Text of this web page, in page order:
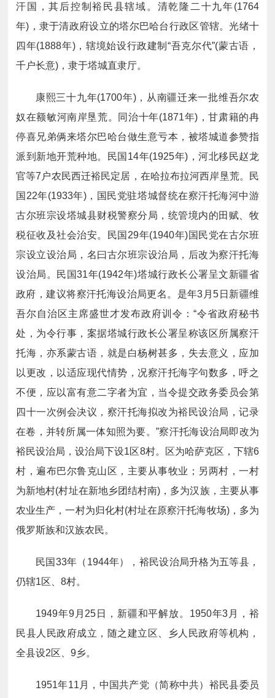
汗国，其后控制裕民县辖域。清乾隆二十九年(1764
年)，隶于清政府设立的塔尔巴哈台行政区管辖。光绪十
四年(1888年)，辖境始设行政建制“吾克尔代”(蒙古语，
千户长意)，隶于塔城直隶厅。
康熙三十九年(1700年)，从南疆迁来一批维吾尔农
奴在额敏河南岸垦荒。同治十年(1871年)，甘肃籍的冉
停喜兄弟俩来塔尔巴哈台做生意亏本，被塔城道参赞指
派到新地开荒种地。民国14年(1925年)，河北移民赵龙
官等7户农民西迁裕民定居，在哈拉布拉河西岸垦荒。民
国22年(1933年)， 国民党驻塔城督统在察汗托海河中游
古尔班宗设塔城县财税警察分局，统管境内的田赋、牧
税征收及社会治安。民国29年(1940年)国民党在古尔班
宗设立设治局，名曰古尔班宗设治局，后改为察汗托海
设治局。民国31年(1942年)塔城行政长公署呈文新疆省
政府，建议将察汗托海设治局更名。是年3月5日新疆维
吾尔自治区主席盛世才发布政府训令：“令省政府秘书
处，为令行事，案据塔城行政长公署呈称该区所属察汗
托海，亦系蒙古语，就是白杨树甚多，失去意义，应加
以更改，以适应现代情势，况察汗托海字句数多，呼之
不便，应以富有意二字者为宜，当令提交政务委员会第
四十一次例会决议，察汗托海拟改为裕民设治局，记录
在卷，并转所属一体知照为要。”察汗托海设治局即改为
裕民设治局，设治局下设1区8村。区为哈萨克区，下辖6
村，遍布巴尔鲁克山区，主要从事牧业；另两村，一村
为新地村(村址在新地乡团结村南)，多为汉族，主要从事
农业生产，一村为归化村(村址在原察汗托海牧场)，多为
俄罗斯族和汉族农民。
民国33年（1944年），裕民设治局升格为五等县，
仍辖1区、8村。
1949年9月25日，新疆和平解放。1950年3月，裕
民县人民政府成立，随之建立区、乡人民政府等机构，
全县设2区、9乡。
1951年11月，中国共产党（简称中共）裕民县委员